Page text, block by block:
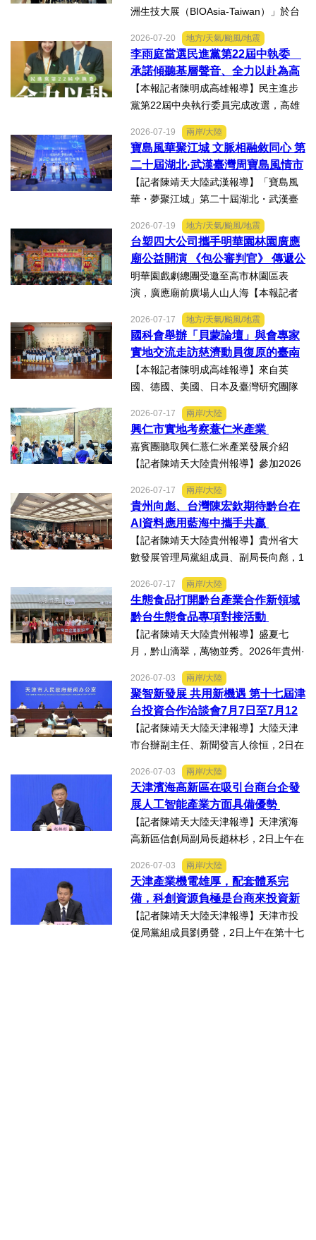
洲生技大展（BIOAsia-Taiwan）」於台
北南港展覽館盛大登場，輔英科技大學
研發長葉耀宗率團隊以「健康一體．精
準未來」為主題參展，展現產學合作夥
伴展示精準健康、生物科...
2026-07-20 地方/天氣/颱風/地震
李雨庭當選民進黨第22屆中執委
承諾傾聽基層聲音、全力以赴為高
雄與台灣努力
【本報記者陳明成高雄報導】民主進步
黨第22屆中央執行委員完成改選，高雄
市議員李雨庭順利當選中執委。李雨庭
表示，能夠獲得黨內同志的肯定與支
持，深感榮幸，也肩負更重大的責任，
未來將秉持初心，做好黨與地...
2026-07-19 兩岸/大陸
寶島風華聚江城 文脈相融敘同心 第
二十屆湖北·武漢臺灣周寶島風情市
集暨文化交流之夜在漢溫情上演
【記者陳靖天大陸武漢報導】「寶島風
華・夢聚江城」第二十屆湖北・武漢臺
灣周寶島風情市集暨文化交流之夜，7月
16日晚上在武漢武商夢時代一樓中庭溫
情上演，歌聲文脈聯結兩地，這場融美
食、文創、歌舞、匠人分享...
2026-07-19 地方/天氣/颱風/地震
台塑四大公司攜手明華園林園廣應
廟公益開演 《包公審判官》 傳遞公
義與自省精神
明華園戲劇總團受邀至高市林園區表
演，廣應廟前廣場人山人海【本報記者
陳明成高雄報導】台塑、南亞、台化及
台塑石化等四大公司邀請由當家小生孫
翠鳳領軍的明華園戲劇總團，周末晚在
高雄市林園區廣應廟公益演...
2026-07-17 地方/天氣/颱風/地震
國科會舉辦「貝蒙論壇」與會專家
實地交流走訪慈濟動員復原的臺南
楠西地震及丹娜絲風災區
【本報記者陳明成高雄報導】來自英
國、德國、美國、日本及臺灣研究團隊
及國際評審專家所參與為期四天，由國
科會舉辦的「貝蒙論壇」，實地交流活
動走訪臺南楠西地震及丹娜絲風災區，
慈濟動員資金與萬人次的復原...
2026-07-17 兩岸/大陸
興仁市實地考察薏仁米產業
嘉賓團聽取興仁薏仁米產業發展介紹
【記者陳靖天大陸貴州報導】參加2026
貴州·臺灣經貿交流合作懇談會、黔台特
色產業助力鄉村振興對接會的臺灣嘉賓
組團，7月15日，到興仁市實地考察，深
入調研興仁薏仁米...
2026-07-17 兩岸/大陸
貴州向彪、台灣陳宏欽期待黔台在
AI資料應用藍海中攜手共贏
【記者陳靖天大陸貴州報導】貴州省大
數發展管理局黨組成員、副局長向彪，1
4日，在2026年貴州・臺灣經貿交流合
作懇談會黔台大數據與人工智能產業對
接會上表示，召開黔台大數據與人工智
能產業對接會，旨在搭建兩...
2026-07-17 兩岸/大陸
生態食品打開黔台產業合作新領域
黔台生態食品專項對接活動
【記者陳靖天大陸貴州報導】盛夏七
月，黔山滴翠，萬物並秀。2026年貴州·
臺灣經貿交流合作懇談會「黔台生態食
品專項對接活動」於7月13日至16日舉
行。近30名台商代表跨海而來，踏訪貴
州生態食品產業一線，...
2026-07-03 兩岸/大陸
聚智新發展 共用新機遇 第十七屆津
台投資合作洽談會7月7日至7月12
日在天津舉辦
【記者陳靖天大陸天津報導】大陸天津
市台辦副主任、新聞發言人徐恒，2日在
第十七屆津台投資合作洽談會新聞發佈
會上表示，津台投資合作洽談會，從200
8年至今已成功舉辦16屆，津台會已成為
兩岸重要的經貿交流合...
2026-07-03 兩岸/大陸
天津濱海高新區在吸引台商台企發
展人工智能產業方面具備優勢
【記者陳靖天大陸天津報導】天津濱海
高新區信創局副局長趙林杉，2日上午在
第十七屆津台投資合作洽談會新聞發佈
會上，針對吸引臺商臺企來津發展人工
智能產業方面具備優勢表示，高新區作
為國家自主創新示範區，也...
2026-07-03 兩岸/大陸
天津產業機電雄厚，配套體系完
備，科創資源負極是台商來投資新
業的理想沃土
【記者陳靖天大陸天津報導】天津市投
促局黨組成員劉勇聲，2日上午在第十七